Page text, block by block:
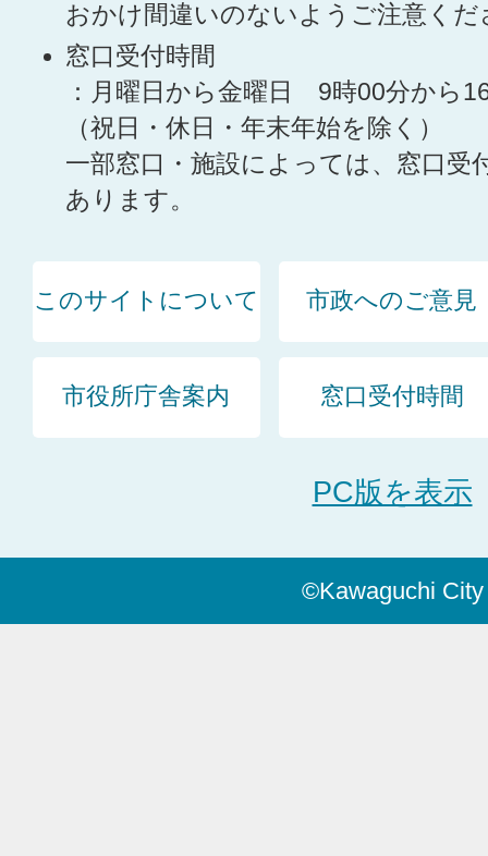
おかけ間違いのないようご注意くだ
窓口受付時間
：月曜日から金曜日 9時00分から
（祝日・休日・年末年始を除く）
一部窓口・施設によっては、窓口受
あります。
このサイトについて 市政へのご意見
市役所庁舎案内 窓口受付時間
PC版を表示
©Kawaguchi City